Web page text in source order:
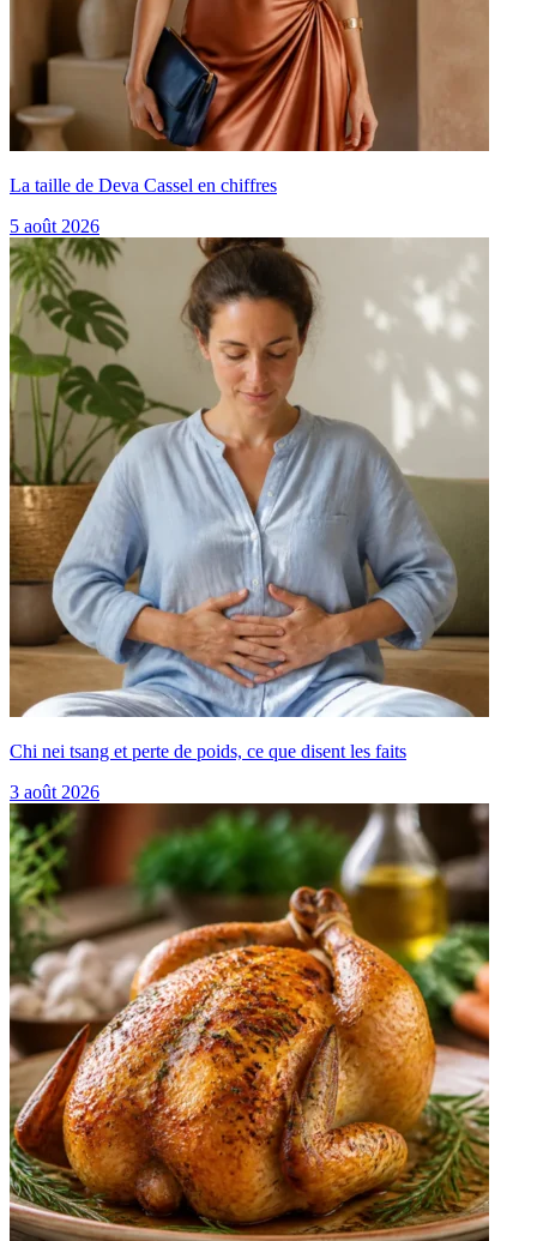
La taille de Deva Cassel en chiffres
5 août 2026
Chi nei tsang et perte de poids, ce que disent les faits
3 août 2026